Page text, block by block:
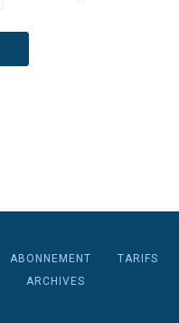
ABONNEMENT
TARIFS
ARCHIVES